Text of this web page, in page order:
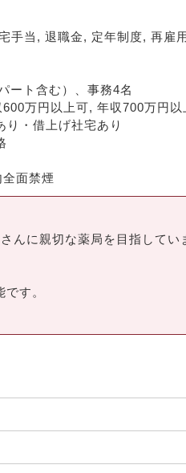
手当, 退職金, 定年制度, 再雇
ート含む）、事務4名
600万円以上可, 年収700万円
り・借上げ社宅あり
全面禁煙
んに親切な薬局を目指してい
す。